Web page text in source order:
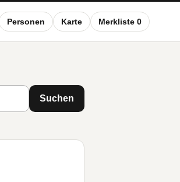
Personen Karte Merkliste 0
Suchen